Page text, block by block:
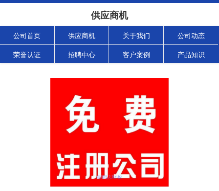
供应商机
公司首页 供应商机 关于我们 公司动态
荣誉认证 招聘中心 客户案例 产品知识